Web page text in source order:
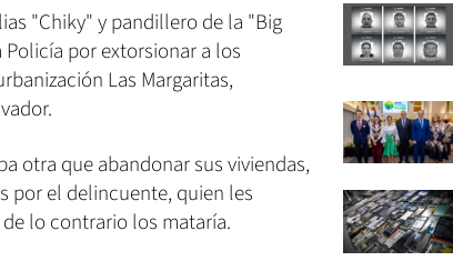
"Chiky" y pandillero de la "Big
por extorsionar a los
Las Margaritas,
otra que abandonar sus viviendas,
por el delincuente, quien les
lo contrario los mataría.